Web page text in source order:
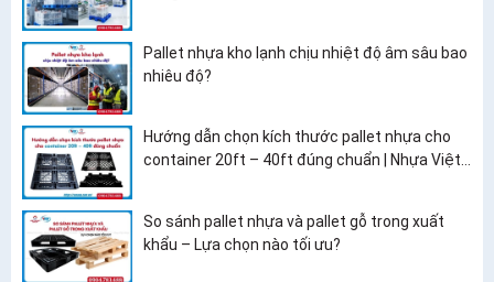
Pallet nhựa kho lạnh chịu nhiệt độ âm sâu bao
nhiêu độ?
Hướng dẫn chọn kích thước pallet nhựa cho
container 20ft – 40ft đúng chuẩn | Nhựa Việt
So sánh pallet nhựa và pallet gỗ trong xuất
khẩu – Lựa chọn nào tối ưu?